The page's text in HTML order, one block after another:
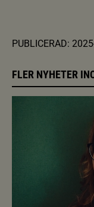
PUBLICERAD:
FLER NYHETER